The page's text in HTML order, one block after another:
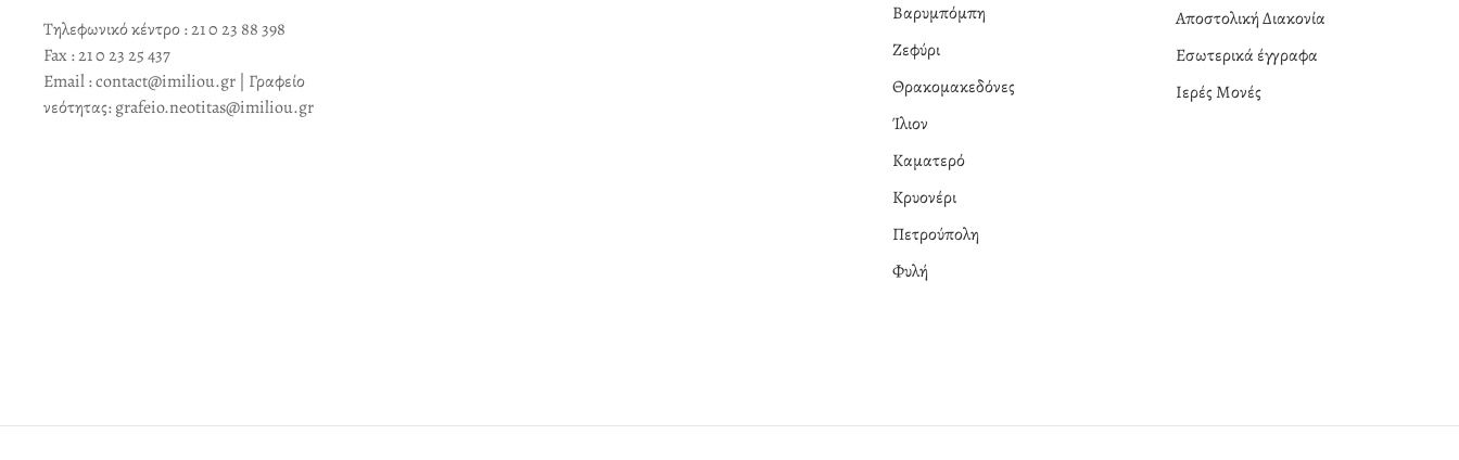
Τηλεφωνικό κέντρο : 21 0 23 88 398
Fax : 21 0 23 25 437
Email : contact@imiliou.gr | Γραφείο
νεότητας: grafeio.neotitas@imiliou.gr
Βαρυμπόμπη
Ζεφύρι
Θρακομακεδόνες
Ίλιον
Καματερό
Κρυονέρι
Πετρούπολη
Φυλή
Αποστολική Διακονία
Εσωτερικά έγγραφα
Ιερές Μονές